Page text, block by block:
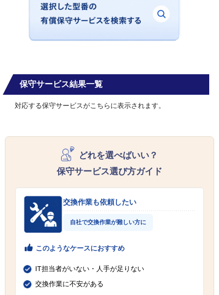
保守サービス結果一覧
対応する保守サービスがこちらに表示されます。
どれを選べばいい？
保守サービス選び方ガイド
交換作業も依頼したい
自社で交換作業が難しい方に
このようなケースにおすすめ
IT担当者がいない・人手が足りない
交換作業に不安がある